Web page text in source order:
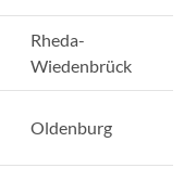
Rheda-
Wiedenbrück
Oldenburg